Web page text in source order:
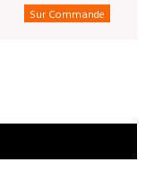
Sur Commande